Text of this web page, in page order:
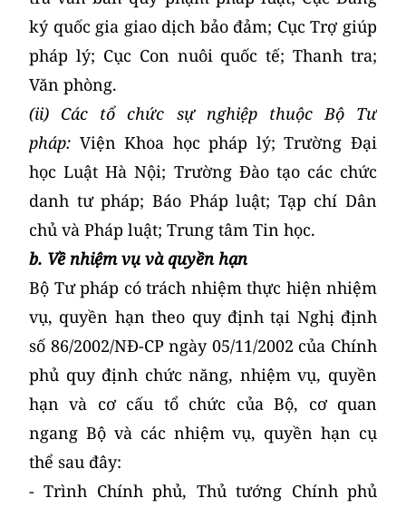
ký quốc gia giao dịch bảo đảm; Cục Trợ giúp
pháp lý; Cục Con nuôi quốc tế; Thanh tra;
Văn phòng.
(ii) Các tổ chức sự nghiệp thuộc Bộ Tư
pháp: Viện Khoa học pháp lý; Trường Đại
học Luật Hà Nội; Trường Đào tạo các chức
danh tư pháp; Báo Pháp luật; Tạp chí Dân
chủ và Pháp luật; Trung tâm Tin học.
b. Về nhiệm vụ và quyền hạn
Bộ Tư pháp có trách nhiệm thực hiện nhiệm
vụ, quyền hạn theo quy định tại Nghị định
số 86/2002/NĐ-CP ngày 05/11/2002 của Chính
phủ quy định chức năng, nhiệm vụ, quyền
hạn và cơ cấu tổ chức của Bộ, cơ quan
ngang Bộ và các nhiệm vụ, quyền hạn cụ
thể sau đây:
- Trình Chính phủ, Thủ tướng Chính phủ